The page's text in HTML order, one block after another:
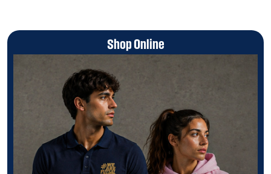
Shop Online